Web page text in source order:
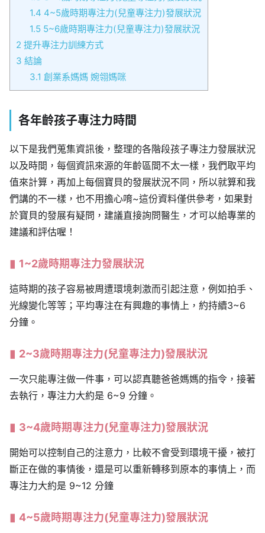
1.4 4~5歲時期專注力(兒童專注力)發展狀況
1.55~6歲時期專注力(兒童專注力)發展狀況
2 提升專注力訓練方式
3 結論
3.1 創業系媽媽 婉翎媽咪
各年齡孩子專注力時間
以下是我們蒐集資訊後，整理的各階段孩子專注力發展狀況
以及時間，每個資訊來源的年齡區間不太一樣，我們取平均
值來計算，再加上每個寶貝的發展狀況不同，所以就算和我
們講的不一樣，也不用擔心唷~這份資料僅供參考，如果對
於寶貝的發展有疑問，建議直接詢問醫生，才可以給專業的
建議和評估喔！
1~2歲時期專注力發展狀況
這時期的孩子容易被周遭環境刺激而引起注意，例如拍手、
光線變化等等；平均專注在有興趣的事情上，約持續3~6
分鐘。
2~3歲時期專注力(兒童專注力)發展狀況
一次只能專注做一件事，可以認真聽爸爸媽媽的指令，接著
去執行，專注力大約是 6~9 分鐘。
3~4歲時期專注力(兒童專注力)發展狀況
開始可以控制自己的注意力，比較不會受到環境干擾，被打
斷正在做的事情後，還是可以重新轉移到原本的事情上，而
專注力大約是 9~12 分鐘
4~5歲時期專注力(兒童專注力)發展狀況